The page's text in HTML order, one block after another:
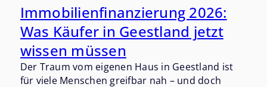
Immobilienfinanzierung 2026:
Was Käufer in Geestland jetzt
wissen müssen
Der Traum vom eigenen Haus in Geestland ist
für viele Menschen greifbar nah – und doch